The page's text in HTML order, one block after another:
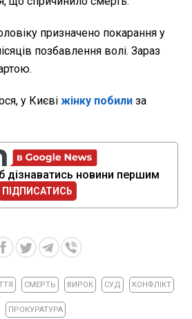
призначено покарання у
позбавлення волі. Зараз
у Києві жінку побили за
дізнаватись новини першим
ПІДПИСАТИСЬ
СМЕРТЬ ВИРОК СУД КОНФЛІКТ
ПРОКУРАТУРА